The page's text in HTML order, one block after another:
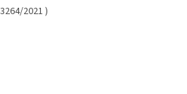
2021 )